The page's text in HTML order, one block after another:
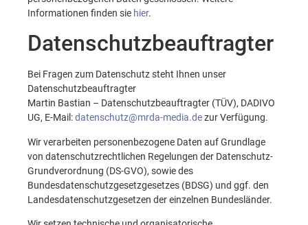
Informationen finden sie hier.
Datenschutzbeauftragter
Bei Fragen zum Datenschutz steht Ihnen unser
Datenschutzbeauftragter
Martin Bastian – Datenschutzbeauftragter (TÜV), DADIVO
UG, E-Mail:datenschutz@mrda-media.dezur Verfügung.
Wir verarbeiten personenbezogene Daten auf Grundlage
von datenschutzrechtlichen Regelungen der Datenschutz-
Grundverordnung (DS-GVO), sowie des
Bundesdatenschutzgesetzgesetzes (BDSG) und ggf. den
Landesdatenschutzgesetzen der einzelnen Bundesländer.